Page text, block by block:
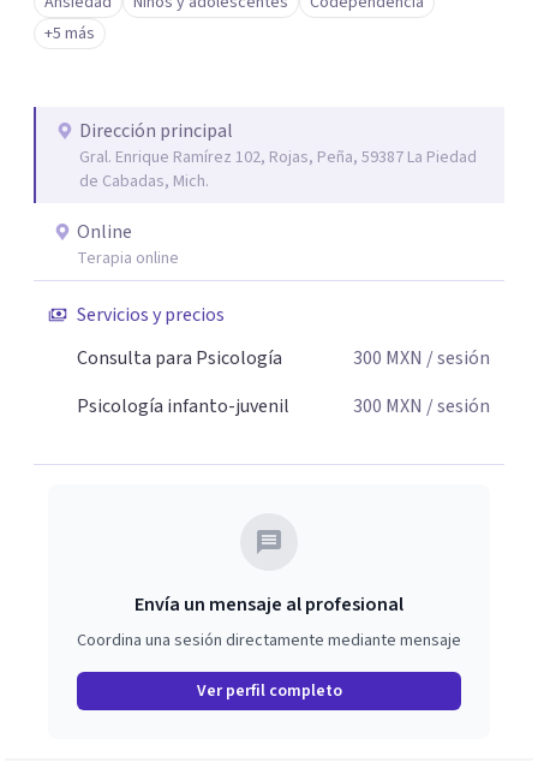
y brindarte las herramientas necesarias para fortalecer
tu paz mental.
+5 más
Dirección principal
Gral. Enrique Ramírez 102, Rojas, Peña, 59387 La Piedad
de Cabadas, Mich.
Online
Terapia online
Servicios y precios
Consulta para Psicología
300 MXN / sesión
Psicología infanto-juvenil
300 MXN / sesión
Envía un mensaje al profesional
Coordina una sesión directamente mediante mensaje
Ver perfil completo